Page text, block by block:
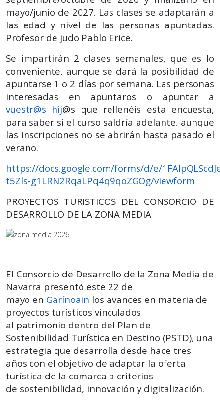
mayo/junio de 2027. Las clases se adaptarán a
las edad y nivel de las personas apuntadas.
Profesor de judo Pablo Erice.
Se impartirán 2 clases semanales, que es lo
conveniente, aunque se dará la posibilidad de
apuntarse 1 o 2 días por semana. Las personas
interesadas en apuntaros o apuntar a
vuestr@s hij@s que rellenéis esta encuesta,
para saber si el curso saldría adelante, aunque
las inscripciones no se abrirán hasta pasado el
verano.
https://docs.google.com/forms/d/e/
t5Zls-g1LRN2RqaLPq4q9qoZGOg/viewform
PROYECTOS TURISTICOS DEL CONSORCIO DE
DESARROLLO DE LA ZONA MEDIA
El Consorcio de Desarrollo de la Zona Media de
Navarra presentó este 22 de
mayo en Garínoain los avances en materia de
proyectos turísticos vinculados
al patrimonio dentro del Plan de
Sostenibilidad Turística en Destino (PSTD), una
estrategia que desarrolla desde hace tres
años con el objetivo de adaptar la oferta
turística de la comarca a criterios
de sostenibilidad, innovación y digitalización.